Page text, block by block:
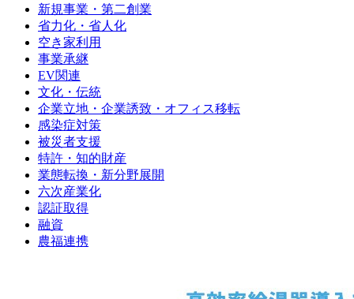
新規事業・第二創業
省力化・省人化
空き家利用
事業承継
EV関連
文化・伝統
企業立地・企業誘致・オフィス移転
感染症対策
被災者支援
特許・知的財産
業態転換・新分野展開
六次産業化
認証取得
融資
農福連携